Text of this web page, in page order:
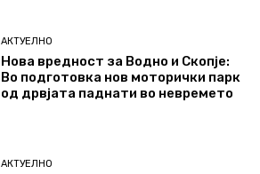
АКТУЕЛНО
Нова вредност за Водно и Скопје:
Во подготовка нов моторички парк
од дрвјата паднати во невремето
АКТУЕЛНО